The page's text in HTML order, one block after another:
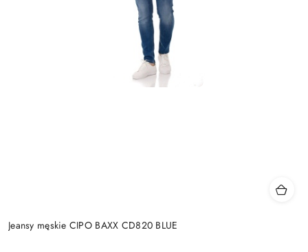
Jeansy męskie CIPO BAXX CD820 BLUE